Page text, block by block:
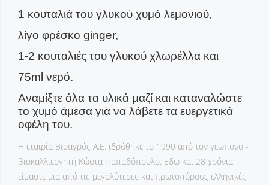
1 κουταλιά του γλυκού χυμό λεμονιού,
λίγο φρέσκο ginger,
1-2 κουταλιές του γλυκού χλωρέλλα και
75ml νερό.
Αναμίξτε όλα τα υλικά μαζί και καταναλώστε
το χυμό άμεσα για να λάβετε τα ευεργετικά
οφέλη του.
Η εταιρία Βιοαγρός Α.Ε. ιδρύθηκε το 1990 από τον γεωπόνο -
βιοκαλλιεργητή Κώστα Παπαδόπουλο. Εδώ και 28 χρόνια
είμαστε μια από τις μεγαλύτερες και πρωτοπόρους ελληνικές